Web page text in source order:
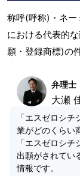
称呼(呼称)・ネー
における代表的
願・登録商標)の
弁理士
大瀬
「エスゼロシ
業がどのくらい
「エスゼロシ
出願がされてい
情報です。